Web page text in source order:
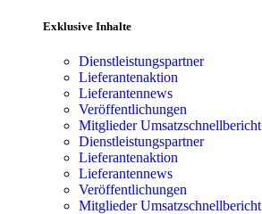
Exklusive Inhalte
Dienstleistungspartner
Lieferantenaktion
Lieferantennews
Veröffentlichungen
Mitglieder Umsatzschnellbericht
Dienstleistungspartner
Lieferantenaktion
Lieferantennews
Veröffentlichungen
Mitglieder Umsatzschnellbericht